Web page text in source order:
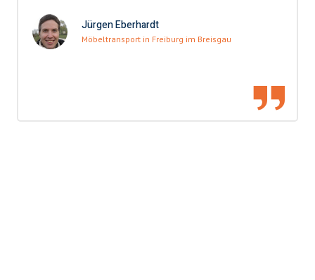
Jürgen Eberhardt
Möbeltransport in Freiburg im Breisgau